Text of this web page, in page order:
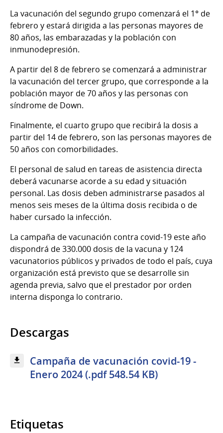
La vacunación del segundo grupo comenzará el 1° de
febrero y estará dirigida a las personas mayores de
80 años, las embarazadas y la población con
inmunodepresión.
A partir del 8 de febrero se comenzará a administrar
la vacunación del tercer grupo, que corresponde a la
población mayor de 70 años y las personas con
síndrome de Down.
Finalmente, el cuarto grupo que recibirá la dosis a
partir del 14 de febrero, son las personas mayores de
50 años con comorbilidades.
El personal de salud en tareas de asistencia directa
deberá vacunarse acorde a su edad y situación
personal. Las dosis deben administrarse pasados al
menos seis meses de la última dosis recibida o de
haber cursado la infección.
La campaña de vacunación contra covid-19 este año
dispondrá de 330.000 dosis de la vacuna y 124
vacunatorios públicos y privados de todo el país, cuya
organización está previsto que se desarrolle sin
agenda previa, salvo que el prestador por orden
interna disponga lo contrario.
Descargas
Campaña de vacunación covid-19 -
Enero 2024 (.pdf 548.54 KB)
Etiquetas